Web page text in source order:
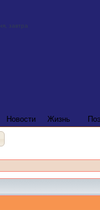
Новости Жизнь